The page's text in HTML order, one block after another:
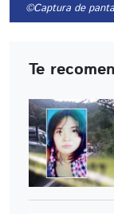
©Captura de
Te